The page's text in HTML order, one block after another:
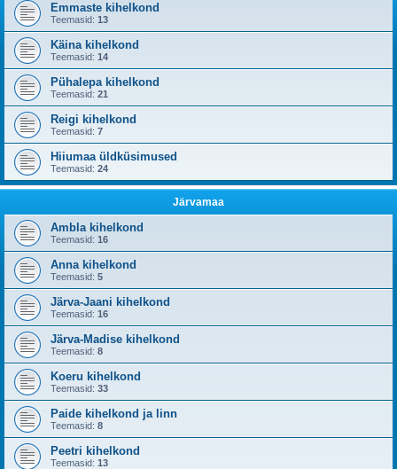
Emmaste kihelkond
Teemasid: 13
Käina kihelkond
Teemasid: 14
Pühalepa kihelkond
Teemasid: 21
Reigi kihelkond
Teemasid: 7
Hiiumaa üldküsimused
Teemasid: 24
Järvamaa
Ambla kihelkond
Teemasid: 16
Anna kihelkond
Teemasid: 5
Järva-Jaani kihelkond
Teemasid: 16
Järva-Madise kihelkond
Teemasid: 8
Koeru kihelkond
Teemasid: 33
Paide kihelkond ja linn
Teemasid: 8
Peetri kihelkond
Teemasid: 13